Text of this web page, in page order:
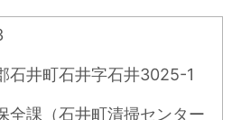
石井町石井字石井3025-1
全課（石井町清掃センター